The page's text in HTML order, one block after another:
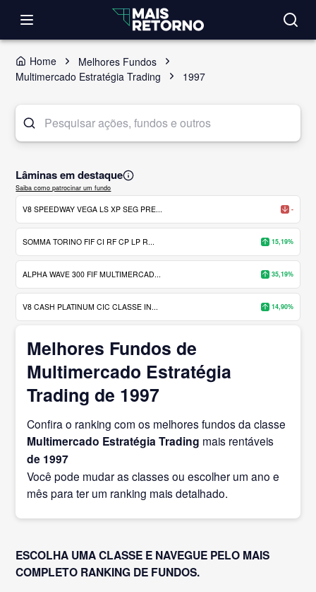
Home
Melhores Fundos
Multimercado Estratégia Trading
1997
Lâminas em destaque
Saiba como patrocinar um fundo
V8 SPEEDWAY VEGA LS XP SEG PRE... -
SOMMA TORINO FIF CI RF CP LP R... 15,19%
ALPHA WAVE 300 FIF MULTIMERCAD... 35,19%
V8 CASH PLATINUM CIC CLASSE IN... 14,90%
Melhores Fundos de
Multimercado Estratégia
Trading de 1997
Confira o ranking com os melhores fundos da classe
Multimercado Estratégia Trading mais rentáveis
de 1997
Você pode mudar as classes ou escolher um ano e
mês para ter um ranking mais detalhado.
ESCOLHA UMA CLASSE E NAVEGUE PELO MAIS
COMPLETO RANKING DE FUNDOS.